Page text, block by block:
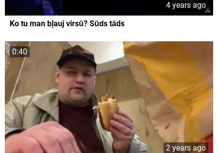
4 years ago
Ko tu man bļauj virsū? Sūds tāds
0:40
2 years ago